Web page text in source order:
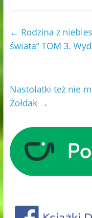
← Rodzina z
świata” TOM 3.
Nastolatki też nie
Żołdak →